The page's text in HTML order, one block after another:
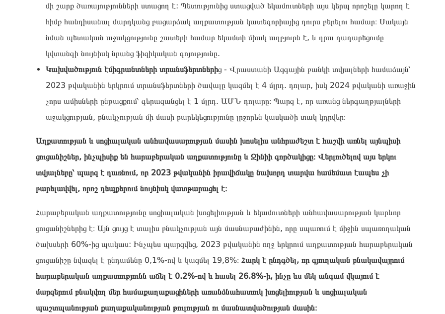
մի շարք ծառայությունների ստացող է: Պետությունից ստացված եկամուտների այս կերպ որոշելը կարող է
հիմք հանդիսանալ մարդկանց բացարձակ աղքատության կատեգորիայից դուրս բերելու համար։ Սակայն
նման պետական ​​աջակցությունը շատերի համար եկամտի միակ աղբյուրն է, և դրա դադարեցումը
կվտանգի նույնիսկ նրանց ֆիզիկական գոյությունը.
Կախվածություն էմիգրանտների տրանսֆերտներից - Վրաստանի Ազգային բանկի տվյալների համաձայն՝
2023 թվականին երկրում տրանսֆերտների ծավալը կազմել է 4 մլրդ. դոլար, իսկ 2024 թվականի առաջին
չորս ամիսների ընթացքում՝ գերազանցել է 1 մլրդ. ԱՄՆ դոլարը։ Պարզ է, որ առանց ներգաղթյալների
աջակցության, բնակչության մի մասի բարեկեցությունը լրջորեն կասկածի տակ կդրվեր։
Աղքատության և սոցիալական անհավասարության մասին խոսելիս անհրաժեշտ է հաշվի առնել այնպիսի
ցուցանիշներ, ինչպիսիք են հարաբերական աղքատությունը և Ջինիի գործակիցը։ Վերլուծելով այս երկու
տվյալները՝ պարզ է դառնում, որ 2023 թվականին իրավիճակը նախորդ տարվա համեմատ էապես չի
բարելավվել, որոշ դեպքերում նույնիսկ վատթարացել է։
Հարաբերական աղքատությունը սոցիալական խոցելիության և եկամուտների անհավասարության կարևոր
ցուցանիշներից է։ Այն ցույց է տալիս բնակչության այն մասնաբաժինին, որը սպառում է միջին սպառողական
ծախսերի 60%-ից պակաս: Ինչպես պարզվեց, 2023 թվականին ողջ երկրում աղքատության հարաբերական
ցուցանիշը նվազել է ընդամենը 0,1%-ով և կազմել 19,8%։ Հարկ է ընդգծել, որ գյուղական բնակավայրում
հարաբերական աղքատությունն աճել է 0.2%-ով և հասել 26.8%-ի, ինչը ևս մեկ անգամ վկայում է
մարզերում բնակվող մեր համաքաղաքացիների առանձնահատուկ խոցելիության և սոցիալական
պաշտպանության քաղաքականության թուլության ու մասնատվածության մասին։